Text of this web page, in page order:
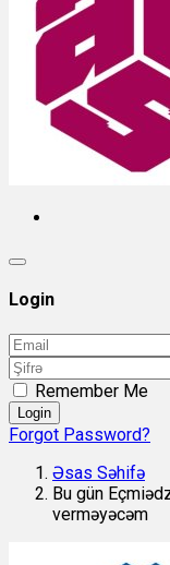
Login
Remember Me
Login
Forgot Password?
Əsas Səhifə
Bu gün
verməyəcəm